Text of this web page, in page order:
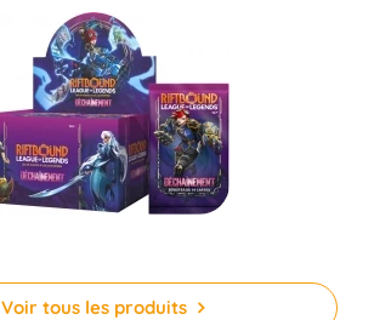
Voir tous les produits